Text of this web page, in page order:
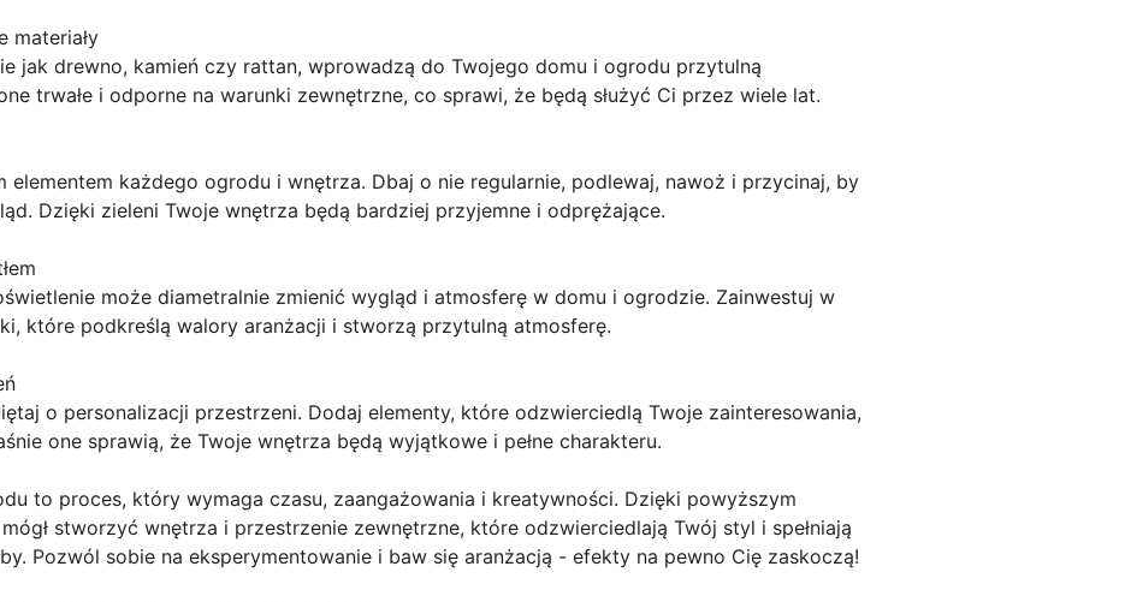
materiały
jak drewno, kamień czy rattan, wprowadzą do Twojego domu i ogrodu przytulną
trwałe i odporne na warunki zewnętrzne, co sprawi, że będą służyć Ci przez wiele lat.
elementem każdego ogrodu i wnętrza. Dbaj o nie regularnie, podlewaj, nawoż i przycinaj, by
Dzięki zieleni Twoje wnętrza będą bardziej przyjemne i odprężające.
może diametralnie zmienić wygląd i atmosferę w domu i ogrodzie. Zainwestuj w
które podkreślą walory aranżacji i stworzą przytulną atmosferę.
o personalizacji przestrzeni. Dodaj elementy, które odzwierciedlą Twoje zainteresowania,
one sprawią, że Twoje wnętrza będą wyjątkowe i pełne charakteru.
to proces, który wymaga czasu, zaangażowania i kreatywności. Dzięki powyższym
stworzyć wnętrza i przestrzenie zewnętrzne, które odzwierciedlają Twój styl i spełniają
Pozwól sobie na eksperymentowanie i baw się aranżacją - efekty na pewno Cię zaskoczą!